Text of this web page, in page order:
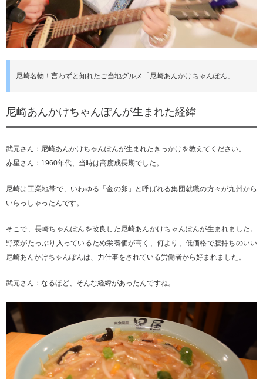
尼崎名物！言わずと知れたご当地グルメ「尼崎あんかけちゃんぽん」
尼崎あんかけちゃんぽんが生まれた経緯
武元さん：尼崎あんかけちゃんぽんが生まれたきっかけを教えてください。
赤星さん：1960年代、当時は高度成長期でした。
尼崎は工業地帯で、いわゆる「金の卵」と呼ばれる集団就職の方々が九州から
いらっしゃったんです。
そこで、長崎ちゃんぽんを改良した尼崎あんかけちゃんぽんが生まれました。
野菜がたっぷり入っているため栄養価が高く、何より、低価格で腹持ちのいい
尼崎あんかけちゃんぽんは、力仕事をされている労働者から好まれました。
武元さん：なるほど、そんな経緯があったんですね。